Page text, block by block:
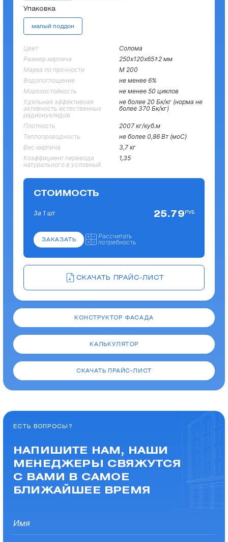
КОНСТРУКТОР ФАСАДА
КАЛЬКУЛЯТОР
СКАЧАТЬ ПРАЙС-ЛИСТ
Упаковка
малый поддон
Цвет
Солома
Размер кирпича
250х120х65±2 мм
Марка по прочности
М 200
Водопоглощение
не менее 6%
Морозостойкость
не менее 50 циклов
Удельная эффективная
активность естественных
радионуклидов
не более 20 Бк/кг (норма не
более 370 Бк/кг)
Плотность
2007 кг/куб.м
Теплопроводность
не более 0,86 Вт (моС)
Вес кирпича
3,7 кг
Коэффициент перевода
натурального в условный
1,35
СТОИМОСТЬ
За 1 шт 25.79РУБ
ЗАКАЗАТЬ
Рассчитать
потребность
СКАЧАТЬ ПРАЙС-ЛИСТ
ЕСТЬ ВОПРОСЫ?
НАПИШИТЕ НАМ, НАШИ
МЕНЕДЖЕРЫ СВЯЖУТСЯ
С ВАМИ В САМОЕ
БЛИЖАЙШЕЕ ВРЕМЯ